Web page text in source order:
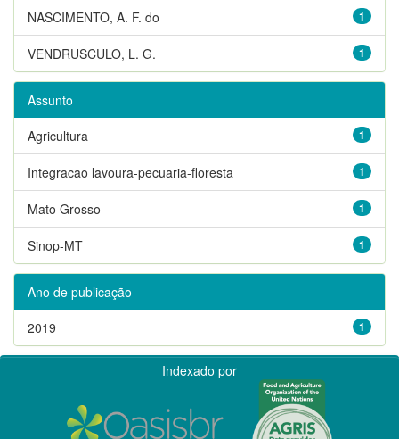
1
NASCIMENTO, A. F. do
1
VENDRUSCULO, L. G.
Assunto
1
Agricultura
1
Integracao lavoura-pecuaria-floresta
1
Mato Grosso
1
Sinop-MT
Ano de publicação
1
2019
Indexado por